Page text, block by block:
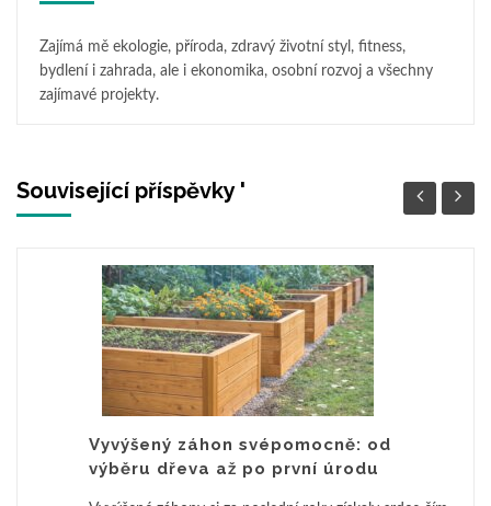
Zajímá mě ekologie, příroda, zdravý životní styl, fitness,
bydlení i zahrada, ale i ekonomika, osobní rozvoj a všechny
zajímavé projekty.
Související příspěvky '
Vyvýšený záhon svépomocně: od
výběru dřeva až po první úrodu